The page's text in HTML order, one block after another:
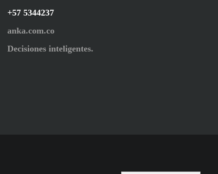
+57 5344237
anka.com.co
Decisiones inteligentes.